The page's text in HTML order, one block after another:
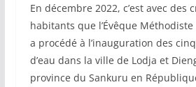
En décembre 2022, c’est avec des
habitants que l’Évêque
a procédé à l’inauguration des
d’eau dans la ville de Lodja et
province du Sankuru en